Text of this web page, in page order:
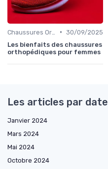
• 30/09/2025
Les bienfaits des chaussures
orthopédiques pour femmes
Les articles par date
Janvier 2024
Mars 2024
Mai 2024
Octobre 2024